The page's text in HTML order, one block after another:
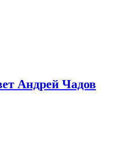
Андрей Чадов